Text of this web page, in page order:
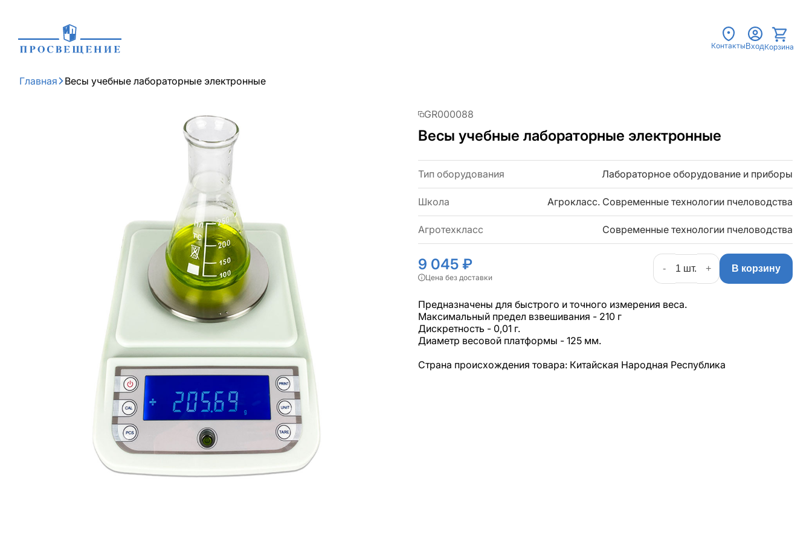
Контакты ВходКорзина
Главная Весы учебные лабораторные электронные
GR000088
Весы учебные лабораторные электронные
Тип оборудования Лабораторное оборудование и приборы
Школа Агрокласс. Современные технологии пчеловодства
Агротехкласс Современные технологии пчеловодства
9 045 ₽
Цена без доставки
- + В корзину
Предназначены для быстрого и точного измерения веса.
Максимальный предел взвешивания - 210 г
Дискретность - 0,01 г.
Диаметр весовой платформы - 125 мм.
Страна происхождения товара: Китайская Народная Республика